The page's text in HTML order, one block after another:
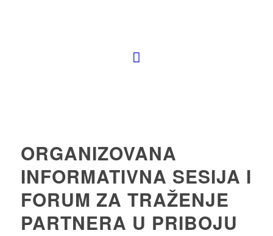
ORGANIZOVANA
INFORMATIVNA SESIJA I
FORUM ZA TRAŽENJE
PARTNERA U PRIBOJU